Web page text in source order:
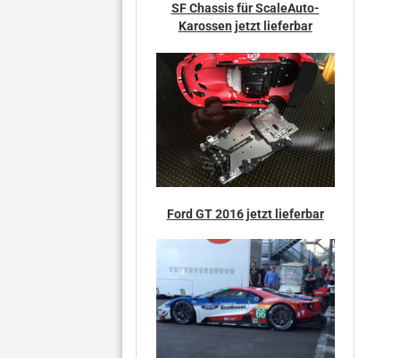
SF Chassis für ScaleAuto-
Karossen jetzt lieferbar
Ford GT 2016 jetzt lieferbar